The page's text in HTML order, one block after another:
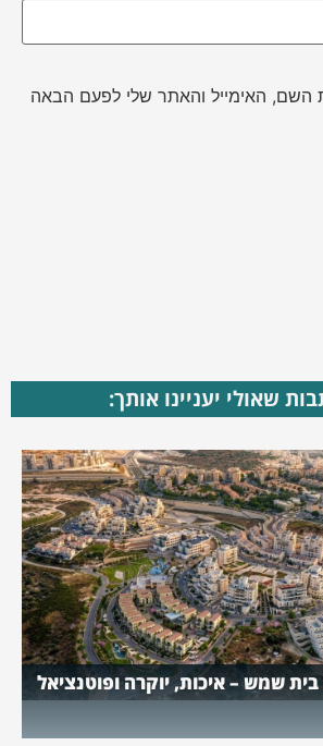
השם, האימייל והאתר שלי לפעם הבאה
שאולי יעניינו אותך:
שמש – איכות, יוקרה ופוטנציאל